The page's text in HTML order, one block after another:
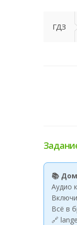
ГДЗ
📚
Аудио
Всё в
🔗